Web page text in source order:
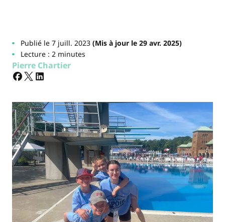
Publié le 7 juill. 2023(Mis à jour le 29 avr. 2025)
Lecture : 2 minutes
Pierre Chartier